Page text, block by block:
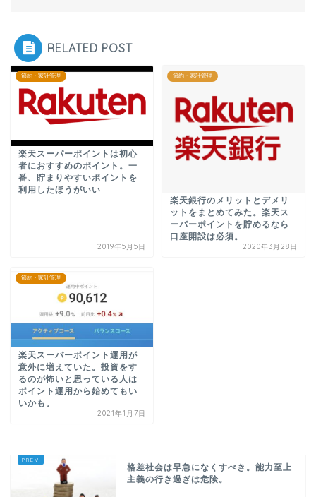
RELATED POST
節約・家計管理
楽天スーパーポイントは初心
者におすすめのポイント。一
番、貯まりやすいポイントを
利用したほうがいい
2019年5月5日
節約・家計管理
楽天銀行のメリットとデメリ
ットをまとめてみた。楽天ス
ーパーポイントを貯めるなら
口座開設は必須。
2020年3月28日
節約・家計管理
楽天スーパーポイント運用が
意外に増えていた。投資をす
るのが怖いと思っている人は
ポイント運用から始めてもい
いかも。
2021年1月7日
格差社会は早急になくすべき。能力至上
主義の行き過ぎは危険。